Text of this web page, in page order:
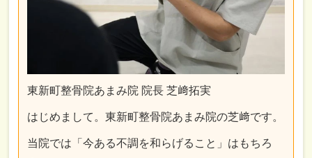
東新町整骨院あまみ院 院長 芝﨑拓実
はじめまして。東新町整骨院あまみ院の芝﨑です。
当院では「今ある不調を和らげること」はもちろ